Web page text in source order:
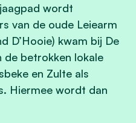
wordt
van de oude Leiearm
D’Hooie) kwam bij De
de betrokken lokale
en Zulte als
Hiermee wordt dan